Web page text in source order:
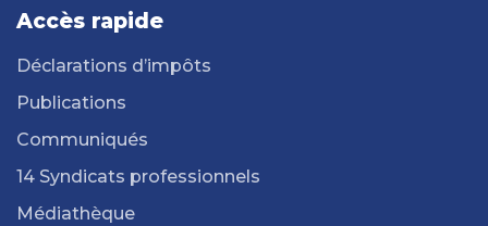
Accès rapide
Déclarations d’impôts
Publications
Communiqués
14 Syndicats professionnels
Médiathèque